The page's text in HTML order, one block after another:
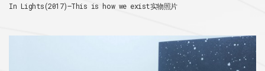
In Lights(2017)–This is how we exist实物照片